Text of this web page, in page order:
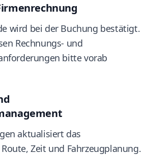
wird bei der Buchung bestätigt.
Rechnungs- und
bitte vorab
aktualisiert das
Zeit und Fahrzeugplanung.